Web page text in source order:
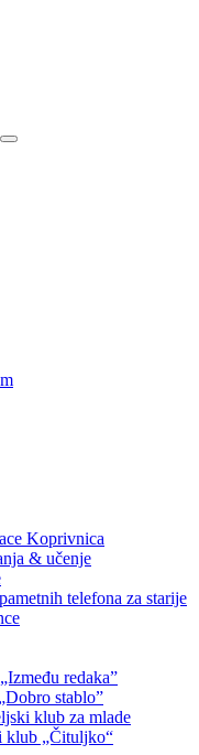
Koprivnica
& učenje
telefona za starije
redaka”
stablo”
klub za mlade
klub „Čituljko“